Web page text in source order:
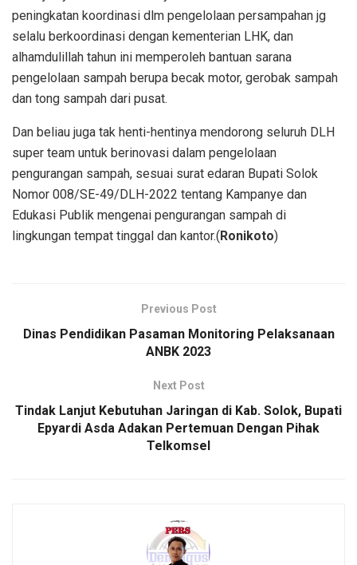
peningkatan koordinasi dlm pengelolaan persampahan jg
selalu berkoordinasi dengan kementerian LHK, dan
alhamdulillah tahun ini memperoleh bantuan sarana
pengelolaan sampah berupa becak motor, gerobak sampah
dan tong sampah dari pusat.
Dan beliau juga tak henti-hentinya mendorong seluruh DLH
super team untuk berinovasi dalam pengelolaan
pengurangan sampah, sesuai surat edaran Bupati Solok
Nomor 008/SE-49/DLH-2022 tentang Kampanye dan
Edukasi Publik mengenai pengurangan sampah di
lingkungan tempat tinggal dan kantor.(Ronikoto)
Previous Post
Dinas Pendidikan Pasaman Monitoring Pelaksanaan
ANBK 2023
Next Post
Tindak Lanjut Kebutuhan Jaringan di Kab. Solok, Bupati
Epyardi Asda Adakan Pertemuan Dengan Pihak
Telkomsel